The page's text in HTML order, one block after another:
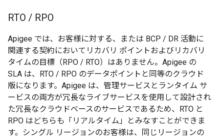
RTO / RPO
Apigee では、お客様に対する、または BCP / DR 活動に
関連する契約においてリカバリ ポイントおよびリカバリ
タイムの目標（RPO / RTO）はありません。Apigee の
SLA は、RTO / RPO のデータポイントと同等のクラウド
版になります。Apigee は、管理サービスとランタイム サ
ービスの両方が冗長なライブサービスを使用して設計され
た冗長なクラウドベースのサービスであるため、RTO と
RPO はどちらも「リアルタイム」とみなすことができま
す。シングル リージョンのお客様は、同じリージョンの